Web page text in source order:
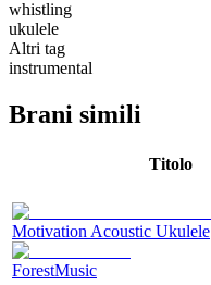
whistling
ukulele
Altri tag
instrumental
Brani simili
Titolo
Motivation Acoustic Ukulele
ForestMusic